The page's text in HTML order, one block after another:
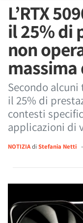
L’RTX
il 25% di
non
massima
Secondo
il 25% di
contesti
applicazioni di
NOTIZIAdi Stefania Netti